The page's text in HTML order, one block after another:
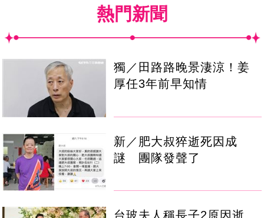
熱門新聞
獨／田路路晚景淒涼！姜
厚任3年前早知情
新／肥大叔猝逝死因成
謎 團隊發聲了
台玻夫人稱長子2原因逝